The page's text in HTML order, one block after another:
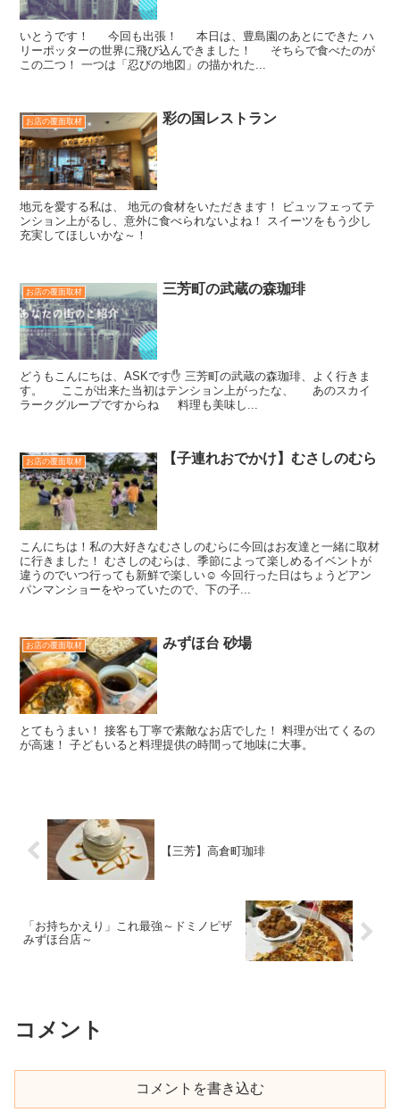
いとうです！ 今回も出張！ 本日は、豊島園のあとにできた ハ
リーポッターの世界に飛び込んできました！ そちらで食べたのが
この二つ！ 一つは「忍びの地図」の描かれた...
お店の覆面取材 彩の国レストラン
地元を愛する私は、 地元の食材をいただきます！ ビュッフェってテ
ンション上がるし、意外に食べられないよね！ スイーツをもう少し
充実してほしいかな～！
お店の覆面取材 三芳町の武蔵の森珈琲
どうもこんにちは、ASKです✋ 三芳町の武蔵の森珈琲、よく行きま
す。 ここが出来た当初はテンション上がったな、 あのスカイ
ラークグループですからね 料理も美味し...
お店の覆面取材 【子連れおでかけ】むさしのむら
こんにちは！私の大好きなむさしのむらに今回はお友達と一緒に取材
に行きました！ むさしのむらは、季節によって楽しめるイベントが
違うのでいつ行っても新鮮で楽しい☺️ 今回行った日はちょうどアン
パンマンショーをやっていたので、下の子...
お店の覆面取材 みずほ台 砂場
とてもうまい！ 接客も丁寧で素敵なお店でした！ 料理が出てくるの
が高速！ 子どもいると料理提供の時間って地味に大事。
【三芳】高倉町珈琲
「お持ちかえり」これ最強～ドミノピザ
みずほ台店～
コメント
コメントを書き込む